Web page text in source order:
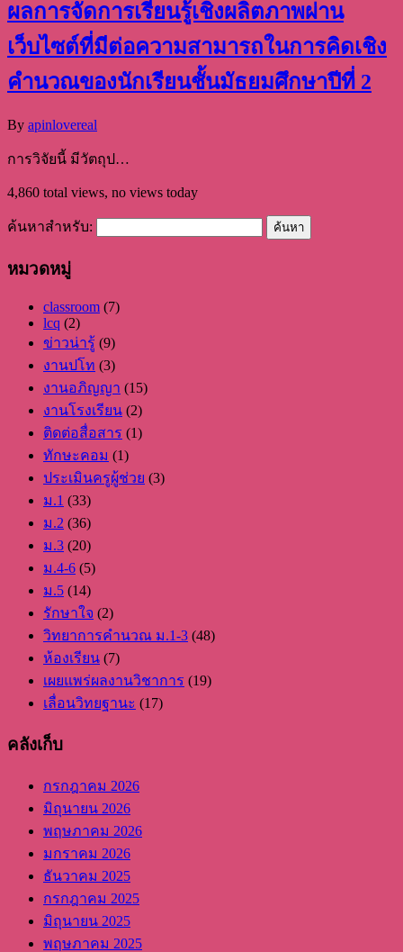
ผลการจัดการเรียนรู้เชิงผลิตภาพผ่าน
เว็บไซต์ที่มีต่อความสามารถในการคิดเชิง
คำนวณของนักเรียนชั้นมัธยมศึกษาปีที่ 2
By apinlovereal
การวิจัยนี้ มีวัตถุป…
4,860 total views, no views today
ค้นหาสำหรับ:
หมวดหมู่
classroom (7)
lcq (2)
ข่าวน่ารู้ (9)
งานปโท (3)
งานอภิญญา (15)
งานโรงเรียน (2)
ติดต่อสื่อสาร (1)
ทักษะคอม (1)
ประเมินครูผู้ช่วย (3)
ม.1 (33)
ม.2 (36)
ม.3 (20)
ม.4-6 (5)
ม.5 (14)
รักษาใจ (2)
วิทยาการคำนวณ ม.1-3 (48)
ห้องเรียน (7)
เผยแพร่ผลงานวิชาการ (19)
เลื่อนวิทยฐานะ (17)
คลังเก็บ
กรกฎาคม 2026
มิถุนายน 2026
พฤษภาคม 2026
มกราคม 2026
ธันวาคม 2025
กรกฎาคม 2025
มิถุนายน 2025
พฤษภาคม 2025